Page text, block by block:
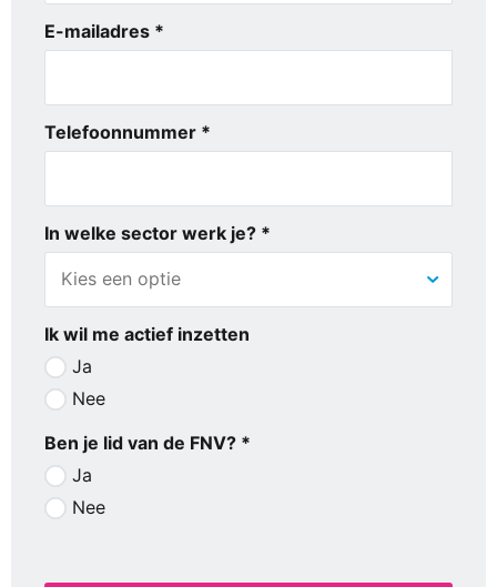
E-mailadres *
Telefoonnummer *
In welke sector werk je? *
Ik wil me actief inzetten
Ja
Nee
Ben je lid van de FNV? *
Ja
Nee